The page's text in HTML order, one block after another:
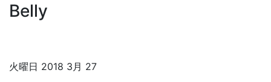
Belly
火曜日 2018 3月 27